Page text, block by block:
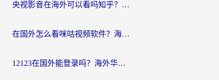
央视影音在海外可以看吗知乎？留学生亲测：3步解决地域限制+追剧自由
在国外怎么看咪咕视频软件？海外党亲测有效的回国加速方案
12123在国外能登录吗？海外华人必看的回国加速实用指南